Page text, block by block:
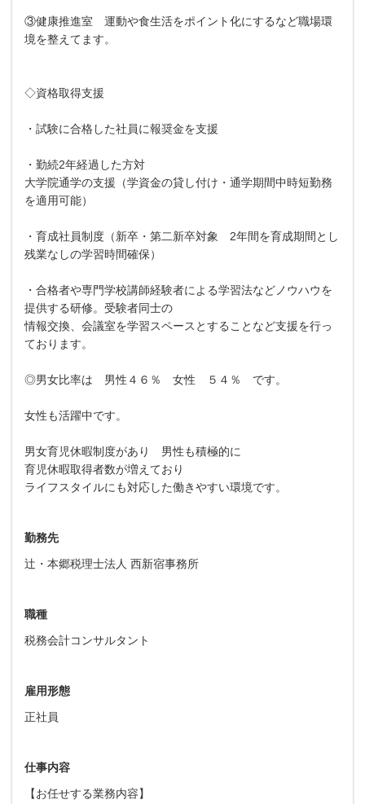
③健康推進室 運動や食生活をポイント化にするなど職場環
境を整えてます。
◇資格取得支援
・試験に合格した社員に報奨金を支援
・勤続2年経過した方対
大学院通学の支援（学資金の貸し付け・通学期間中時短勤務
を適用可能）
・育成社員制度（新卒・第二新卒対象 2年間を育成期間とし
残業なしの学習時間確保）
・合格者や専門学校講師経験者による学習法などノウハウを
提供する研修。受験者同士の
情報交換、会議室を学習スペースとすることなど支援を行っ
ております。
◎男女比率は 男性４６％ 女性 ５４％ です。
女性も活躍中です。
男女育児休暇制度があり 男性も積極的に
育児休暇取得者数が増えており
ライフスタイルにも対応した働きやすい環境です。
勤務先
辻・本郷税理士法人 西新宿事務所
職種
税務会計コンサルタント
雇用形態
正社員
仕事内容
【お任せする業務内容】